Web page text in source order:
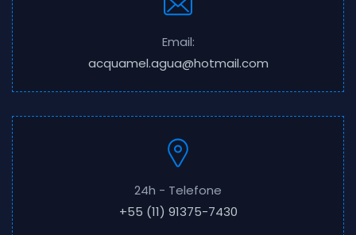
Email:
acquamel.agua@hotmail.com
24h - Telefone
+55 (11) 91375-7430